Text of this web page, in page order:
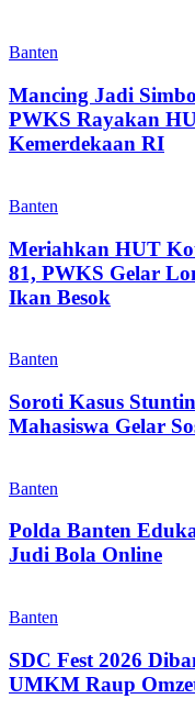
Banten
Mancing Jadi
PWKS Rayakan
Kemerdekaan RI
Banten
Meriahkan HUT
81, PWKS Gelar
Ikan Besok
Banten
Soroti Kasus
Mahasiswa Gelar
Banten
Polda Banten
Judi Bola Online
Banten
SDC Fest 2026
UMKM Raup